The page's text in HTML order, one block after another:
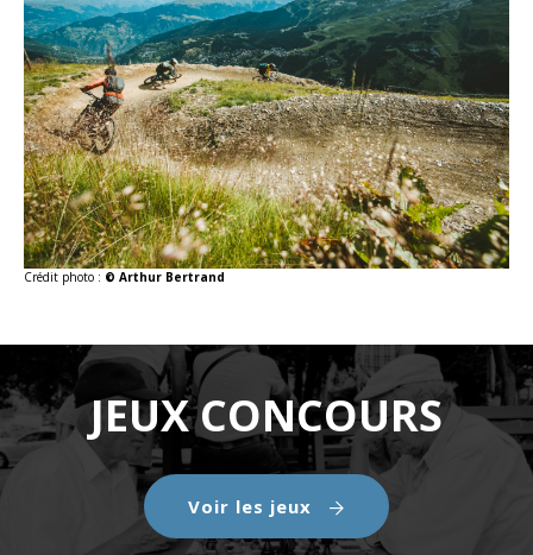
Crédit photo : © Arthur Bertrand
JEUX CONCOURS
Voir les jeux